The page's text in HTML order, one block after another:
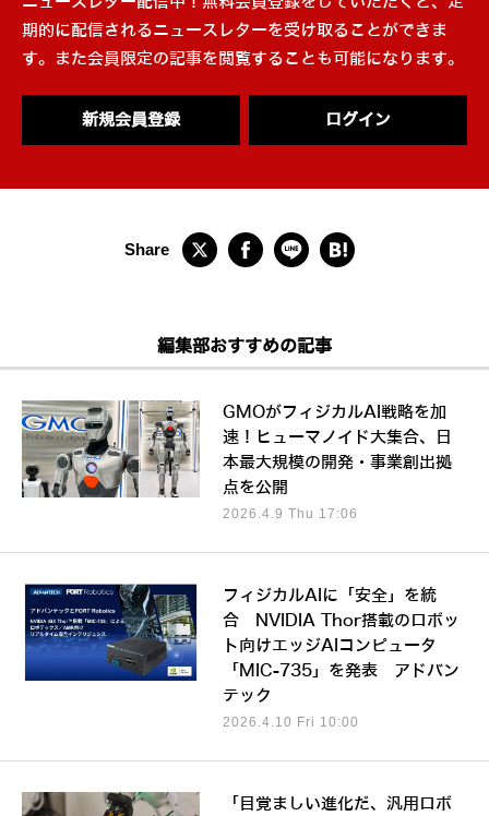
期的に配信されるニュースレターを受け取ることができま
す。また会員限定の記事を閲覧することも可能になります。
新規会員登録 ログイン
編集部おすすめの記事
GMOがフィジカルAI戦略を加
速！ヒューマノイド大集合、日
本最大規模の開発・事業創出拠
点を公開
2026.4.9 Thu 17:06
フィジカルAIに「安全」を統
合 NVIDIA Thor搭載のロボッ
ト向けエッジAIコンピュータ
「MIC-735」を発表 アドバン
テック
2026.4.10 Fri 10:00
「目覚ましい進化だ、汎用ロボ